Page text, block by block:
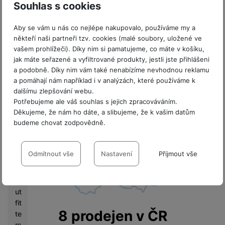
Souhlas s cookies
Aby se vám u nás co nejlépe nakupovalo, používáme my a
někteří naši partneři tzv. cookies (malé soubory, uložené ve
vašem prohlížeči). Díky nim si pamatujeme, co máte v košíku,
jak máte seřazené a vyfiltrované produkty, jestli jste přihlášeni
a podobně. Díky nim vám také nenabízíme nevhodnou reklamu
a pomáhají nám například i v analýzách, které používáme k
dalšímu zlepšování webu.
Potřebujeme ale váš souhlas s jejich zpracováváním.
Děkujeme, že nám ho dáte, a slibujeme, že k vašim datům
budeme chovat zodpovědně.
Nastavení souhlasů s kategoriemi
cookies
VŽDY AKTIVNÍ
Technické cookies umožňují váš průchod nákupním košíkem,
porovnávání produktů a další nezbytné funkce.
Preferenční a rozšířené funkce
Preferenční a rozšířené funkce- abyste nemuseli vše
Odmítnout vše Nastavení Přijmout vše
a
y
U
n
p
a
c
k
e
d
ut
fit
te
prodejen mobilních telefonů a
příslušenství.
Seznam
prodejen
8 prodejen v ČR